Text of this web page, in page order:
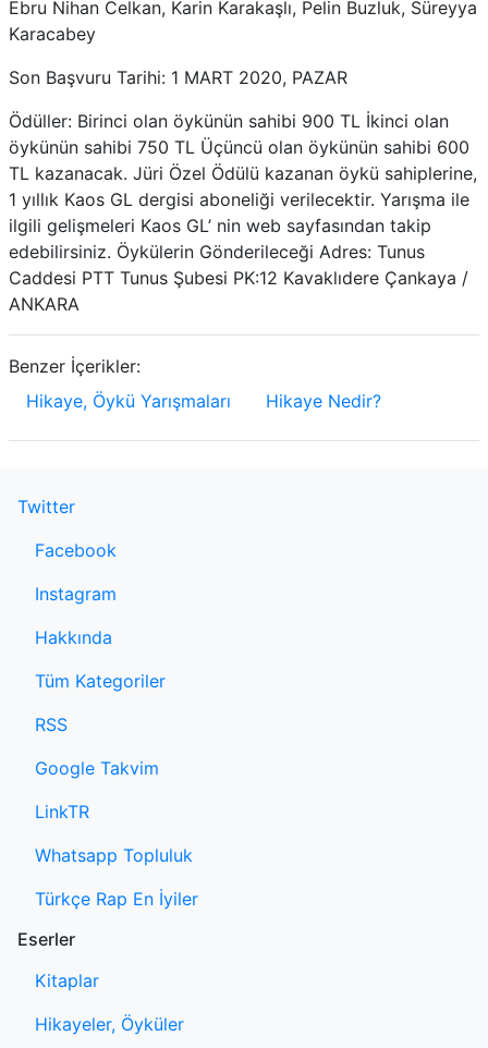
Ebru Nihan Celkan, Karin Karakaşlı, Pelin Buzluk, Süreyya
Karacabey
Son Başvuru Tarihi: 1 MART 2020, PAZAR
Ödüller: Birinci olan öykünün sahibi 900 TL İkinci olan
öykünün sahibi 750 TL Üçüncü olan öykünün sahibi 600
TL kazanacak. Jüri Özel Ödülü kazanan öykü sahiplerine,
1 yıllık Kaos GL dergisi aboneliği verilecektir. Yarışma ile
ilgili gelişmeleri Kaos GL’ nin web sayfasından takip
edebilirsiniz. Öykülerin Gönderileceği Adres: Tunus
Caddesi PTT Tunus Şubesi PK:12 Kavaklıdere Çankaya /
ANKARA
Benzer İçerikler:
Hikaye, Öykü Yarışmaları
Hikaye Nedir?
Twitter
Facebook
Instagram
Hakkında
Tüm Kategoriler
RSS
Google Takvim
LinkTR
Whatsapp Topluluk
Türkçe Rap En İyiler
Eserler
Kitaplar
Hikayeler, Öyküler